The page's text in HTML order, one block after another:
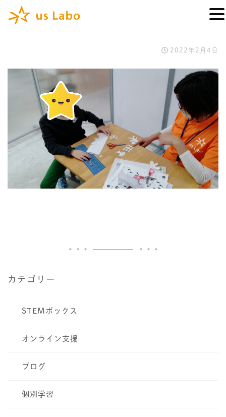
2022年2月4日
カテゴリー
STEMボックス
オンライン支援
ブログ
個別学習